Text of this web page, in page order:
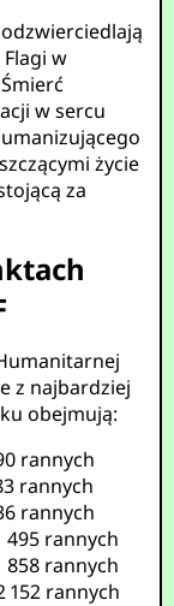
w
w sercu
życie
za
z najbardziej
obejmują:
rannych
rannych
rannych
495 rannych
858 rannych
152 rannych